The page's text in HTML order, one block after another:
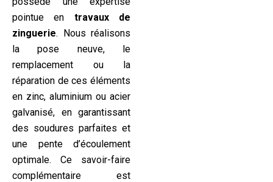
pointue en travaux de
zinguerie. Nous réalisons
la pose neuve, le
remplacement ou la
réparation de ces éléments
en zinc, aluminium ou acier
galvanisé, en garantissant
des soudures parfaites et
une pente d’écoulement
optimale. Ce savoir-faire
complémentaire est